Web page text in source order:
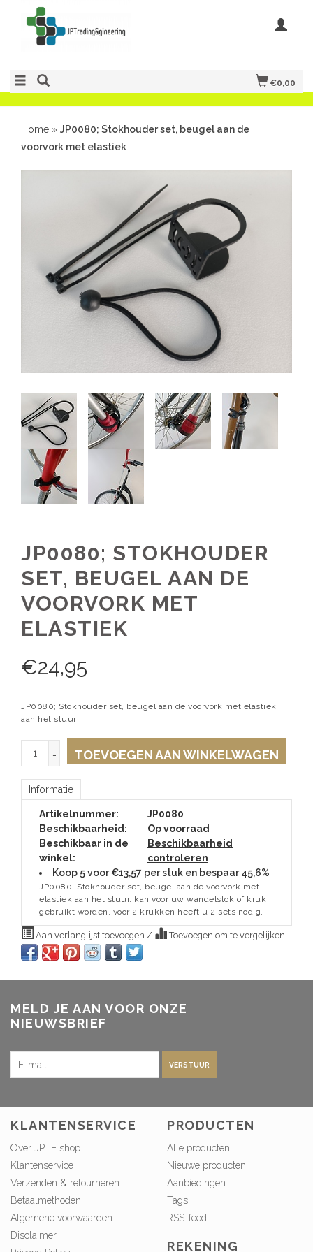
€0,00
Home » JP0080; Stokhouder set, beugel aan de
voorvork met elastiek
JP0080; STOKHOUDER
SET, BEUGEL AAN DE
VOORVORK MET
ELASTIEK
€24,95
JP0080; Stokhouder set, beugel aan de voorvork met elastiek
aan het stuur
+
-
TOEVOEGEN AAN WINKELWAGEN
Informatie
Artikelnummer:
JP0080
Beschikbaarheid:
Op voorraad
Beschikbaar in de
winkel:
Beschikbaarheid
controleren
Koop 5 voor €13,57 per stuk en bespaar 45,6%
JP0080; Stokhouder set, beugel aan de voorvork met
elastiek aan het stuur. kan voor uw wandelstok of kruk
gebruikt worden, voor 2 krukken heeft u 2 sets nodig.
Aan verlanglijst toevoegen / Toevoegen om te vergelijken
MELD JE AAN VOOR ONZE
NIEUWSBRIEF
VERSTUUR
KLANTENSERVICE
Over JPTE shop
Klantenservice
Verzenden & retourneren
Betaalmethoden
Algemene voorwaarden
Disclaimer
PRODUCTEN
Alle producten
Nieuwe producten
Aanbiedingen
Tags
RSS-feed
REKENING